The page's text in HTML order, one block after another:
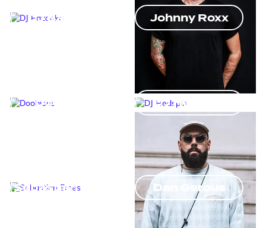
DJ Bazooka Johnny Roxx
Doobious DJ Hedspin
Sebastian Emes Dan Gerous